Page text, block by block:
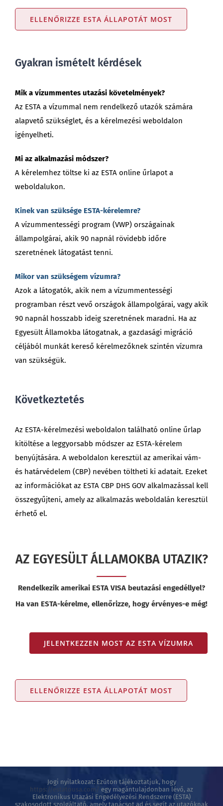
ELLENŐRIZZE ESTA ÁLLAPOTÁT MOST
Gyakran ismételt kérdések
Mik a vízummentes utazási követelmények?
Az ESTA a vízummal nem rendelkező utazók számára
alapvető szükséglet, és a kérelmezési weboldalon
igényelheti.
Mi az alkalmazási módszer?
A kérelemhez töltse ki az ESTA online űrlapot a
weboldalukon.
Kinek van szüksége ESTA-kérelemre?
A vízummentességi program (VWP) országainak
állampolgárai, akik 90 napnál rövidebb időre
szeretnének látogatást tenni.
Mikor van szükségem vízumra?
Azok a látogatók, akik nem a vízummentességi
programban részt vevő országok állampolgárai, vagy akik
90 napnál hosszabb ideig szeretnének maradni. Ha az
Egyesült Államokba látogatnak, a gazdasági migráció
céljából munkát kereső kérelmezőknek szintén vízumra
van szükségük.
Következtetés
Az ESTA-kérelmezési weboldalon található online űrlap
kitöltése a leggyorsabb módszer az ESTA-kérelem
benyújtására. A weboldalon keresztül az amerikai vám-
és határvédelem (CBP) nevében töltheti ki adatait. Ezeket
az információkat az ESTA CBP DHS GOV alkalmazással kell
összegyűjteni, amely az alkalmazás weboldalán keresztül
érhető el.
AZ EGYESÜLT ÁLLAMOKBA UTAZIK?
Rendelkezik amerikai ESTA VISA beutazási engedéllyel?
Ha van ESTA-kérelme, ellenőrizze, hogy érvényes-e még!
JELENTKEZZEN MOST AZ ESTA VÍZUMRA
ELLENŐRIZZE ESTA ÁLLAPOTÁT MOST
Jogi nyilatkozat: Ezúton tájékoztatjuk, hogy
https://estatousa.com/
egy magántulajdonban lévő, az
Elektronikus Utazási Engedélyezési Rendszerre (ESTA)
szakosodott szolgáltató, amely tanácsot ad és segít az utazóknak